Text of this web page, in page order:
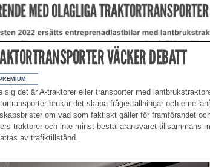
VÄCKER DEBATT
sig det är A-traktorer eller transporter med
brukar det skapa frågeställningar och
om vad som faktiskt gäller för framförandet
traktorer och inte minst beställaransvaret tillsammans
av trafiktillstånd.